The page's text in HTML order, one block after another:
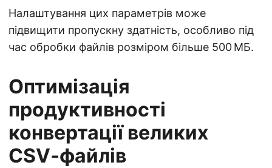
Налаштування цих параметрів може
підвищити пропускну здатність, особливо під
час обробки файлів розміром більше 500 МБ.
Оптимізація
продуктивності
конвертації великих
CSV‑файлів